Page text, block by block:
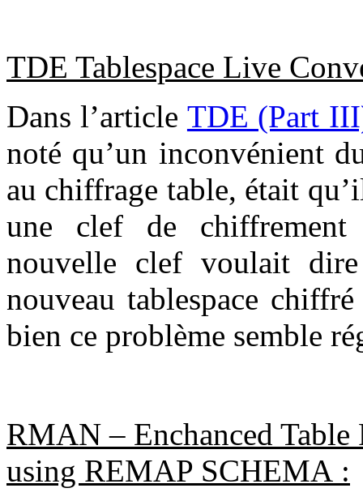
TDE Tablespace Live
Dans l’article TDE (Part
noté qu’un inconvénient
au chiffrage table, était
une clef de chiffrement
nouvelle clef voulait
nouveau tablespace
bien ce problème semble
RMAN – Enchanced Table
using REMAP SCHEMA :